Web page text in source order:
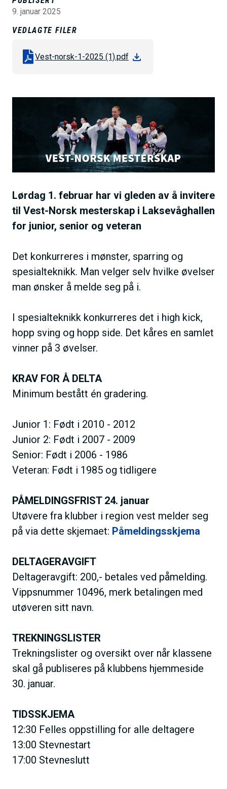
9. januar 2025
VEDLAGTE FILER
Vest-norsk-1-2025 (1).pdf
Lørdag 1. februar har vi gleden av å invitere
til Vest-Norsk mesterskap i Laksevåghallen
for junior, senior og veteran
Det konkurreres i mønster, sparring og
spesialteknikk. Man velger selv hvilke øvelser
man ønsker å melde seg på i.
I spesialteknikk konkurreres det i high kick,
hopp sving og hopp side. Det kåres en samlet
vinner på 3 øvelser.
KRAV FOR Å DELTA
Minimum bestått én gradering.
Junior 1: Født i 2010 - 2012
Junior 2: Født i 2007 - 2009
Senior: Født i 2006 - 1986
Veteran: Født i 1985 og tidligere
PÅMELDINGSFRIST 24. januar
Utøvere fra klubber i region vest melder seg
på via dette skjemaet: Påmeldingsskjema
DELTAGERAVGIFT
Deltageravgift: 200,- betales ved påmelding.
Vippsnummer 10496, merk betalingen med
utøveren sitt navn.
TREKNINGSLISTER
Trekningslister og oversikt over når klassene
skal gå publiseres på klubbens hjemmeside
30. januar.
TIDSSKJEMA
12:30 Felles oppstilling for alle deltagere
13:00 Stevnestart
17:00 Stevneslutt